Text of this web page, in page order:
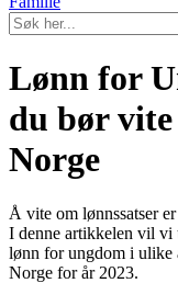
Lønn for
du bør
Norge
Å vite om lønnssatser
I denne artikkelen vil vi
lønn for ungdom i ulike
Norge for år 2023.